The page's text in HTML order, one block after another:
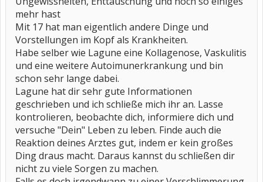
mehr hast
Mit 17 hat man eigentlich andere Dinge und
Vorstellungen im Kopf als Krankheiten.
Habe selber wie Lagune eine Kollagenose, Vaskulitis
und eine weitere Autoimunerkrankung und bin
schon sehr lange dabei.
Lagune hat dir sehr gute Informationen
geschrieben und ich schließe mich ihr an. Lasse
kontrolieren, beobachte dich, informiere dich und
versuche "Dein" Leben zu leben. Finde auch die
Reaktion deines Arztes gut, indem er kein großes
Ding draus macht. Daraus kannst du schließen dir
nicht zu viele Sorgen zu machen.